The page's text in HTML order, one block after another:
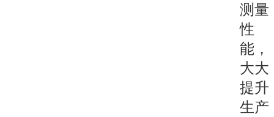
测量
性
能，
大大
提升
生产